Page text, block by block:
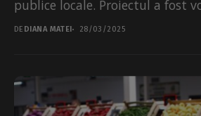
publice locale. Proiectul a fost
Decizia se...
DE DIANA MATEI 28/03/2025